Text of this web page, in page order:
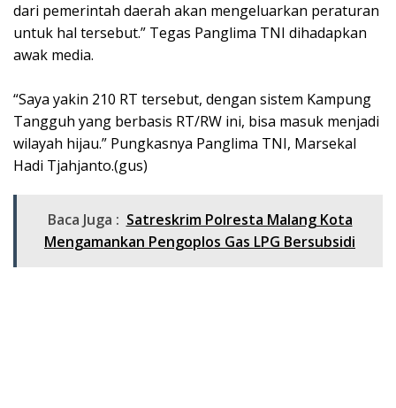
dari pemerintah daerah akan mengeluarkan peraturan
untuk hal tersebut.” Tegas Panglima TNI dihadapkan
awak media.
“Saya yakin 210 RT tersebut, dengan sistem Kampung
Tangguh yang berbasis RT/RW ini, bisa masuk menjadi
wilayah hijau.” Pungkasnya Panglima TNI, Marsekal
Hadi Tjahjanto.(gus)
Baca Juga : Satreskrim Polresta Malang Kota
Mengamankan Pengoplos Gas LPG Bersubsidi